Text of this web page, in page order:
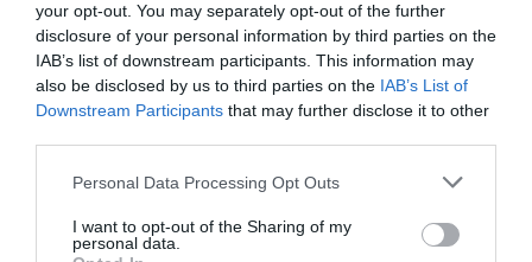
your opt-out. You may separately opt-out of the further
disclosure of your personal information by third parties on the
IAB’s list of downstream participants. This information may
also be disclosed by us to third parties on the IAB’s List of
Downstream Participants that may further disclose it to other
Please note that this website/app uses one or more Google
not limited to your visit or usage behaviour. You may click to
grant or deny consent to Google and its third-party tags to
Personal Data Processing Opt Outs
I want to opt-out of the Sharing of my
personal data.